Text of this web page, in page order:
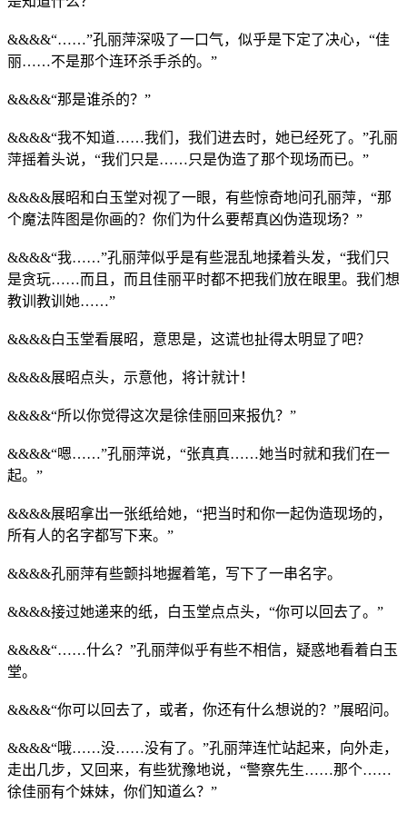
&&&&“……”孔丽萍深吸了一口气，似乎是下定了决心，“佳
丽……不是那个连环杀手杀的。”
&&&&“那是谁杀的？”
&&&&“我不知道……我们，我们进去时，她已经死了。”孔丽
萍摇着头说，“我们只是……只是伪造了那个现场而已。”
&&&&展昭和白玉堂对视了一眼，有些惊奇地问孔丽萍，“那
个魔法阵图是你画的？你们为什么要帮真凶伪造现场？”
&&&&“我……”孔丽萍似乎是有些混乱地揉着头发，“我们只
是贪玩……而且，而且佳丽平时都不把我们放在眼里。我们想
教训教训她……”
&&&&白玉堂看展昭，意思是，这谎也扯得太明显了吧？
&&&&展昭点头，示意他，将计就计！
&&&&“所以你觉得这次是徐佳丽回来报仇？”
&&&&“嗯……”孔丽萍说，“张真真……她当时就和我们在一
起。”
&&&&展昭拿出一张纸给她，“把当时和你一起伪造现场的，
所有人的名字都写下来。”
&&&&孔丽萍有些颤抖地握着笔，写下了一串名字。
&&&&接过她递来的纸，白玉堂点点头，“你可以回去了。”
&&&&“……什么？”孔丽萍似乎有些不相信，疑惑地看着白玉
堂。
&&&&“你可以回去了，或者，你还有什么想说的？”展昭问。
&&&&“哦……没……没有了。”孔丽萍连忙站起来，向外走，
走出几步，又回来，有些犹豫地说，“警察先生……那个……
徐佳丽有个妹妹，你们知道么？”